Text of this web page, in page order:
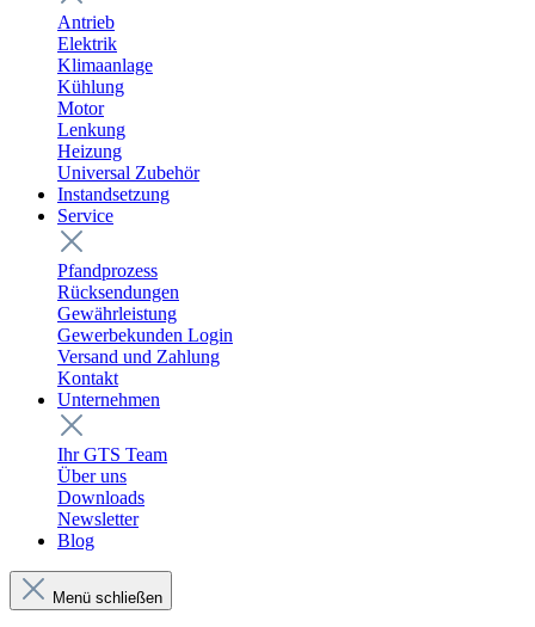
Antrieb
Elektrik
Klimaanlage
Kühlung
Motor
Lenkung
Heizung
Universal Zubehör
Instandsetzung
Service
Pfandprozess
Rücksendungen
Gewährleistung
Gewerbekunden Login
Versand und Zahlung
Kontakt
Unternehmen
Ihr GTS Team
Über uns
Downloads
Newsletter
Blog
Menü schließen